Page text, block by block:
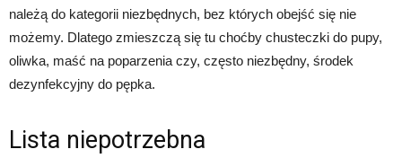
należą do kategorii niezbędnych, bez których obejść się nie
możemy. Dlatego zmieszczą się tu choćby chusteczki do pupy,
oliwka, maść na poparzenia czy, często niezbędny, środek
dezynfekcyjny do pępka.
Lista niepotrzebna